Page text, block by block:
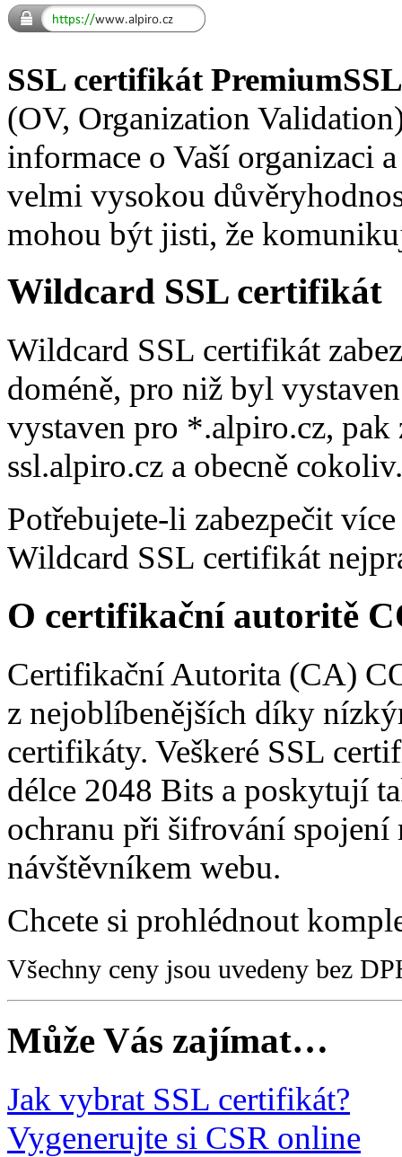
SSL certifikát
(OV, Organization
informace o Vaší organizaci
velmi vysokou
mohou být jisti, že
Wildcard SSL certifikát
Wildcard SSL certifikát
doméně, pro niž byl
vystaven pro *.alpiro.cz,
ssl.alpiro.cz a obecně
Potřebujete-li zabezpečit
Wildcard SSL certifikát
O certifikační autoritě
Certifikační Autorita (CA)
z nejoblíbenějších díky
certifikáty. Veškeré SSL
délce 2048 Bits a poskytují
ochranu při šifrování spojení
návštěvníkem webu.
Chcete si prohlédnout
Všechny ceny jsou uvedeny bez
Může Vás zajímat…
Jak vybrat SSL certifikát?
Vygenerujte si CSR online